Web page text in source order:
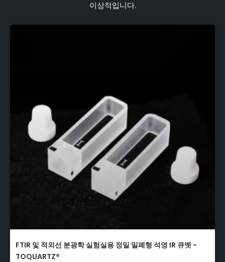
이상적입니다.
FTIR 및 적외선 분광학 실험실용 정밀 밀폐형 석영 IR 큐벳 -
TOQUARTZ®